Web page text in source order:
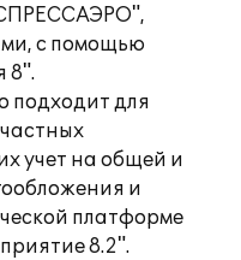
с помощью
8".
подходит для
учет на общей и
и
платформе
8.2".